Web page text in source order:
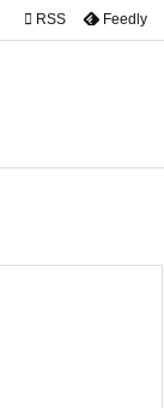


 RSS Feedly